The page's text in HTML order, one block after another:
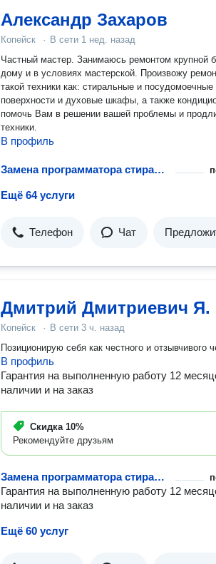
Александр Захаров
Копейск · В сети 1 нед. назад
Частный мастер. Занимаюсь ремонтом крупной
дому и в условиях мастерской. Произвожу
такой техники как: стиральные и
поверхности и духовые шкафы, а также
помочь Вам в решении вашей проблемы и
техники.
В профиль
Замена программатора стиральной машины
Ещё 64 услуги
Телефон Чат
Дмитрий Дмитриевич Я.
Копейск · В сети 3 ч. назад
Позиционирую себя как честного и отзывчивого
В профиль
Гарантия на выполненную работу 12
наличии и на заказ
Скидка 10%
Рекомендуйте друзьям
Замена программатора стиральной машины
Гарантия на выполненную работу 12
наличии и на заказ
Ещё 60 услуг